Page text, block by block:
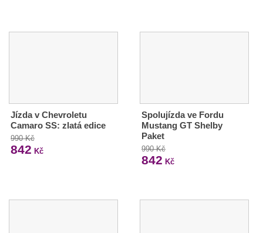
Jízda v Chevroletu
Camaro SS: zlatá edice
990 Kč
842 Kč
Spolujízda ve Fordu
Mustang GT Shelby
Paket
990 Kč
842 Kč